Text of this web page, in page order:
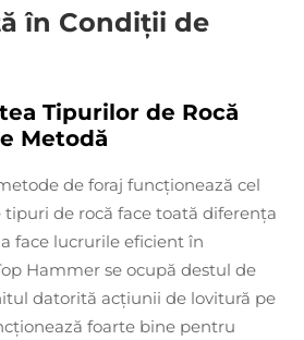
în Condiții de
Tipurilor de Rocă
Metodă
de foraj funcţionează cel
de rocă face toată diferenţa
face lucrurile eficient în
Hammer se ocupă destul de
datorită acţiunii de lovitură pe
foarte bine pentru